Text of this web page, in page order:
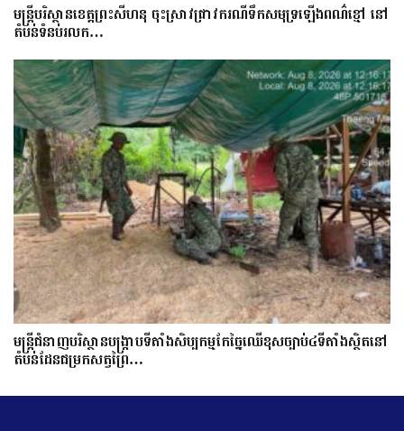
មន្រ្តីបរិស្ថានខេត្តព្រះសីហនុ ចុះស្រាវជ្រាវករណីទឹកសមុទ្រឡើងពណ៌ខ្មៅ នៅ
តំបន់ទំនប់រលក…
មន្ត្រីជំនាញបរិស្ថានបង្រ្កាបទីតាំងសិប្បកម្មកែច្នៃឈើខុសច្បាប់៤ទីតាំងស្ថិតនៅ
តំបន់ដែនជម្រកសត្វព្រៃ…